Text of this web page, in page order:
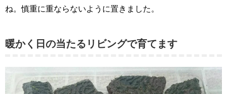
ね。慎重に重ならないように置きました。
暖かく日の当たるリビングで育てます